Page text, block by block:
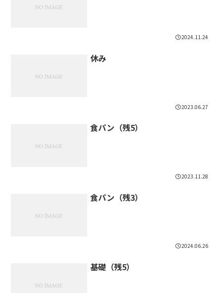
2024.11.24
休み
2023.06.27
食パン（残5）
2023.11.28
食パン（残3）
2024.06.26
基礎（残5）